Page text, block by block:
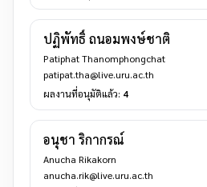
ปฏิพัทธิ์ ถนอมพงษ์ชาติ
Patiphat Thanomphongchat
patipat.tha@live.uru.ac.th
ผลงานที่อนุมัติแล้ว: 4
อนุชา ริกากรณ์
Anucha Rikakorn
anucha.rik@live.uru.ac.th